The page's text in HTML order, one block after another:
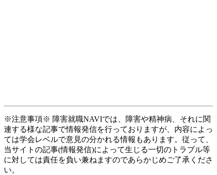
※注意事項※ 障害就職NAVIでは、障害や精神病、それに関
連する様な記事で情報発信を行っておりますが、内容によっ
ては学会レベルで意見の分かれる情報もあります。従って、
当サイトの記事(情報発信)によって生じる一切のトラブル等
に対しては責任を負い兼ねますのであらかじめご了承くださ
い。